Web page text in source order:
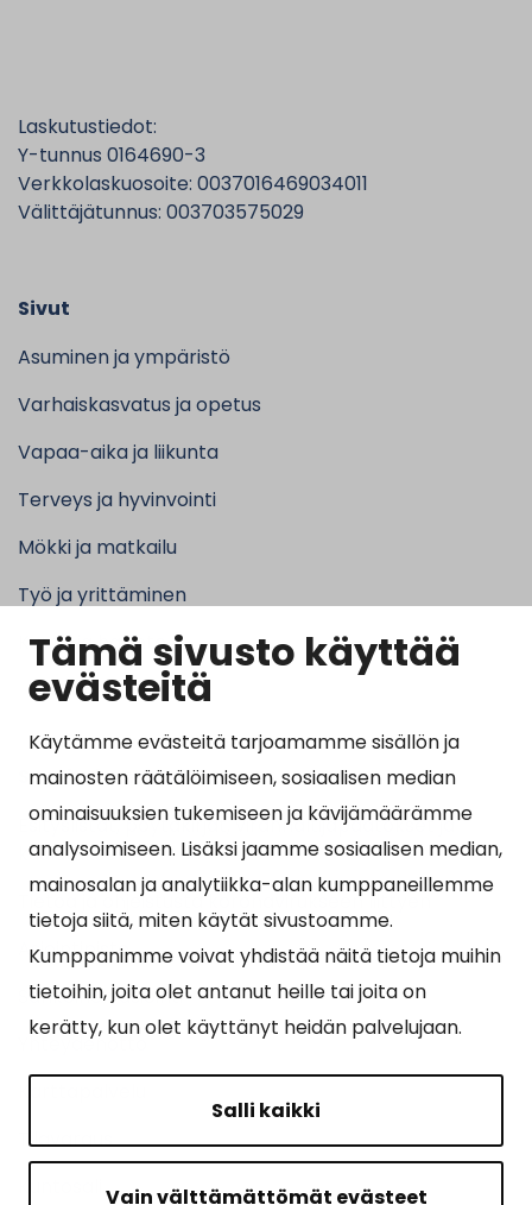
Tämä sivusto käyttää
evästeitä
Käytämme evästeitä tarjoamamme sisällön ja
mainosten räätälöimiseen, sosiaalisen median
ominaisuuksien tukemiseen ja kävijämäärämme
analysoimiseen. Lisäksi jaamme sosiaalisen median,
mainosalan ja analytiikka-alan kumppaneillemme
tietoja siitä, miten käytät sivustoamme.
Kumppanimme voivat yhdistää näitä tietoja muihin
tietoihin, joita olet antanut heille tai joita on
kerätty, kun olet käyttänyt heidän palvelujaan.
Salli kaikki
Vain välttämättömät evästeet
Laskutustiedot:
Y-tunnus 0164690-3
Verkkolaskuosoite: 0037016469034011
Välittäjätunnus: 003703575029
Sivut
Asuminen ja ympäristö
Varhaiskasvatus ja opetus
Vapaa-aika ja liikunta
Terveys ja hyvinvointi
Mökki ja matkailu
Työ ja yrittäminen
Kunta ja hallinto
Suosituimmat sivut
Esityslistat, pöytäkirjat, viranhaltijapäätökset ja
kuulutukset
Tietoa ja ohjeistusta koronavirukseen liittyen
Asiointipiste
Sähköinen asiointi
Yhteydenotto
Tilavaraus